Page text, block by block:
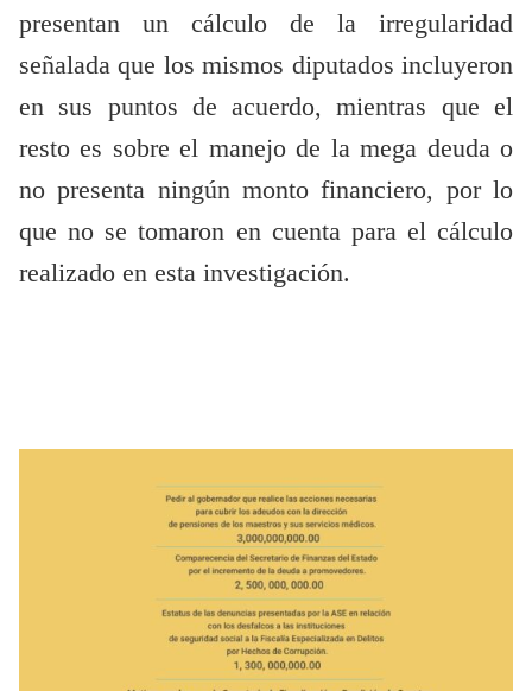
presentan un cálculo de la irregularidad
señalada que los mismos diputados incluyeron
en sus puntos de acuerdo, mientras que el
resto es sobre el manejo de la mega deuda o
no presenta ningún monto financiero, por lo
que no se tomaron en cuenta para el cálculo
realizado en esta investigación.